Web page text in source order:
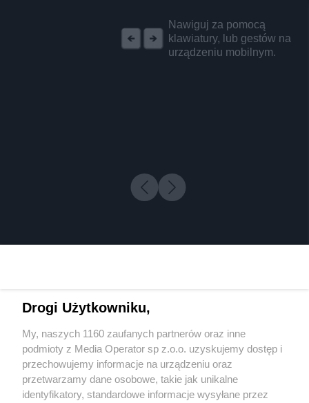
Nawiguj za pomocą
klawiatury, lub gestów na
urządzeniu mobilnym.
Wydawca mediów lokalnych
Drogi Użytkowniku,
My, naszych 1160 zaufanych partnerów oraz inne
podmioty z Media Operator sp z.o.o. uzyskujemy dostęp i
przechowujemy informacje na urządzeniu oraz
przetwarzamy dane osobowe, takie jak unikalne
identyfikatory, standardowe informacje wysyłane przez